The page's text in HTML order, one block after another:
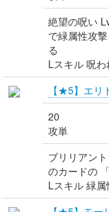
絶望の呪い
で緑属性攻
る
Lスキル 呪わ
【★5】エリ
20
攻単
ブリリアン
のカードの
Lスキル 緑